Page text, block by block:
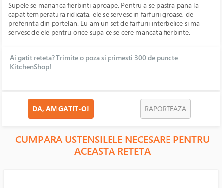
Supele se mananca fierbinti aproape. Pentru a se pastra pana la
capat temperatura ridicata, ele se servesc in farfurii groase, de
preferinta din portelan. Eu am un set de farfurii interbelice si ma
servesc de ele pentru orice supa ce se cere mancata fierbinte.
Ai gatit reteta? Trimite o poza si primesti 300 de puncte
KitchenShop!
DA, AM GATIT-O! RAPORTEAZA
CUMPARA USTENSILELE NECESARE PENTRU
ACEASTA RETETA